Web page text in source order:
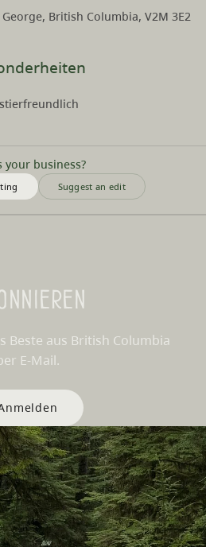
your business?
Suggest an edit
British Columbia, V2M 3E2
Beste aus British Columbia
E-Mail.
Unsere Websites